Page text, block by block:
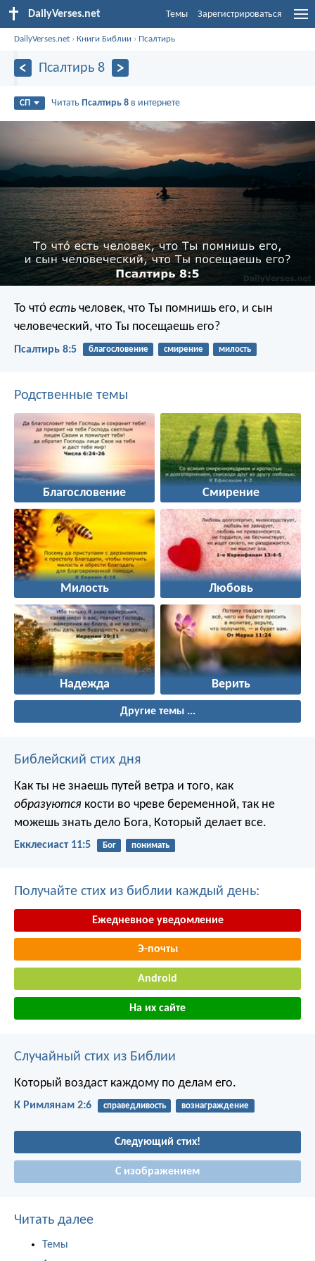
DailyVerses.net Темы Зарегистрироваться
DailyVerses.net ›Книги Библии › Псалтирь
Псалтирь 8
СП Читать Псалтирь 8 в интернете
То что́ есть человек, что Ты помнишь его, и сын
человеческий, что Ты посещаешь его?
Псалтирь 8:5 благословение смирение милость
Родственные темы
Благословение Смирение
Милость Любовь
Надежда Верить
Другие темы ...
Библейский стих дня
Как ты не знаешь путей ветра и того, как
образуются кости во чреве беременной, так не
можешь знать дело Бога, Который делает все.
Екклесиаст 11:5 Бог понимать
Получайте стих из библии каждый день:
Ежедневное уведомление
Э-почты
Android
На их сайте
Случайный стих из Библии
Который воздаст каждому по делам его.
К Римлянам 2:6 справедливость вознаграждение
Следующий стих!
С изображением
Читать далее
Темы